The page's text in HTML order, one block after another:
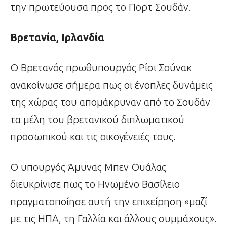
την πρωτεύουσα προς το Πορτ Σουδάν.
Βρετανία, Ιρλανδία
Ο Βρετανός πρωθυπουργός Ρίσι Σούνακ
ανακοίνωσε σήμερα πως οι ένοπλες δυνάμεις
της χώρας του απομάκρυναν από το Σουδάν
τα μέλη του βρετανικού διπλωματικού
προσωπικού και τις οικογένειές τους.
Ο υπουργός Άμυνας Μπεν Ουάλας
διευκρίνισε πως το Ηνωμένο Βασίλειο
πραγματοποίησε αυτή την επιχείρηση «μαζί
με τις ΗΠΑ, τη Γαλλία και άλλους συμμάχους».